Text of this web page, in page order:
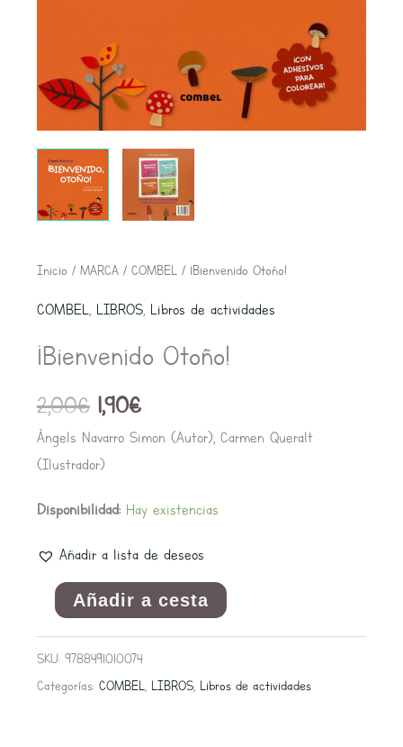
Inicio / MARCA/ COMBEL/ ¡Bienvenido Otoño!
COMBEL, LIBROS, Libros de actividades
¡Bienvenido Otoño!
2,00€
El
precio
original
era:
1,90€
El
precio
actual
es:
Àngels Navarro Simon (Autor), Carmen Queralt
(Ilustrador)
Disponibilidad: Hay existencias
Añadir a lista de deseos
¡Bienvenido
Añadir a cesta
SKU: 9788491010074
Categorías: COMBEL, LIBROS, Libros de actividades